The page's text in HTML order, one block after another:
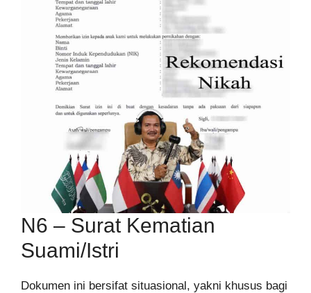
N6 – Surat Kematian
Suami/Istri
Dokumen ini bersifat situasional, yakni khusus bagi